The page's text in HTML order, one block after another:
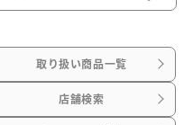
取り扱い商品一覧
店舗検索